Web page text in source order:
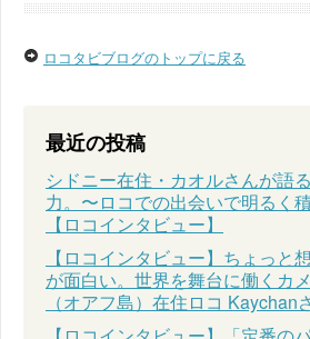
ロコタビブログのトップに戻る
最近の投稿
シドニー在住・カオルさんが語
力。〜ロコでの出会いで明るく
【ロコインタビュー】
【ロコインタビュー】ちょっと
が面白い。世界を舞台に働くカ
（オアフ島）在住ロコ Kaychan